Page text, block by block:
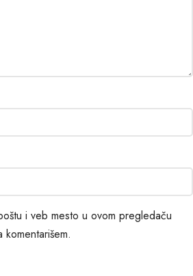
i veb mesto u ovom pregledaču